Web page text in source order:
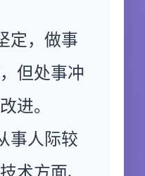
定，做事
但处事冲
进。
事人际较